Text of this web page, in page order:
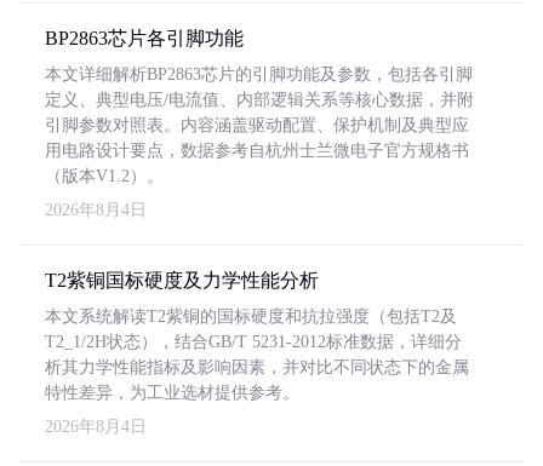
BP2863芯片各引脚功能
本文详细解析BP2863芯片的引脚功能及参数，包括各引脚
定义、典型电压/电流值、内部逻辑关系等核心数据，并附
引脚参数对照表。内容涵盖驱动配置、保护机制及典型应
用电路设计要点，数据参考自杭州士兰微电子官方规格书
（版本V1.2）。
2026年8月4日
T2紫铜国标硬度及力学性能分析
本文系统解读T2紫铜的国标硬度和抗拉强度（包括T2及
T2_1/2H状态），结合GB/T 5231-2012标准数据，详细分
析其力学性能指标及影响因素，并对比不同状态下的金属
特性差异，为工业选材提供参考。
2026年8月4日